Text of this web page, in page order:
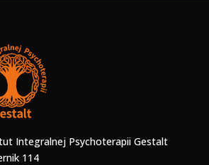
Integralnej Psychoterapii Gestalt
114